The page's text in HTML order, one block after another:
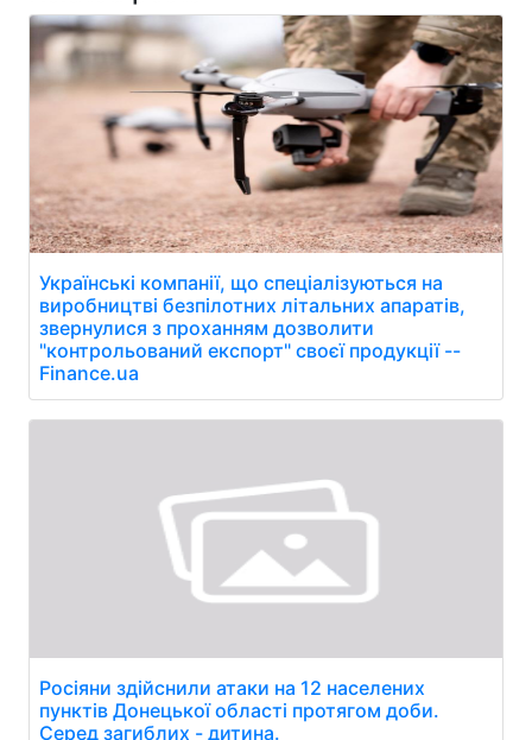
Українські компанії, що спеціалізуються на
виробництві безпілотних літальних апаратів,
звернулися з проханням дозволити
"контрольований експорт" своєї продукції --
Finance.ua
Росіяни здійснили атаки на 12 населених
пунктів Донецької області протягом доби.
Серед загиблих - дитина.